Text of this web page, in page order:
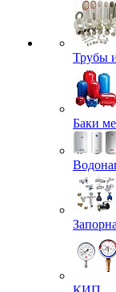
Трубы
Баки